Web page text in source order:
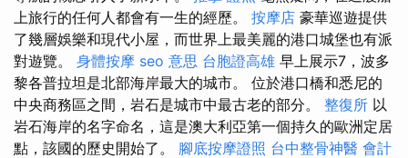
上旅行的任何人都會有一生的經歷。 按摩店 豪華巡遊提供
了幾層娛樂和現代小屋，而世界上最美麗的港口城堡也有派
對遊覽。 身體按摩 seo 意思 台胞證高雄 早上展示7，波多
黎各普拉坦是北部海岸最大的城市。 位於港口橋和悉尼的
中央商務區之間，岩石是城市中最古老的部分。 整復所 以
岩石海岸的名字命名，這是澳大利亞第一個持久的歐洲定居
點，該國的歷史開始了。 腳底按摩證照 台中整骨神醫 會計